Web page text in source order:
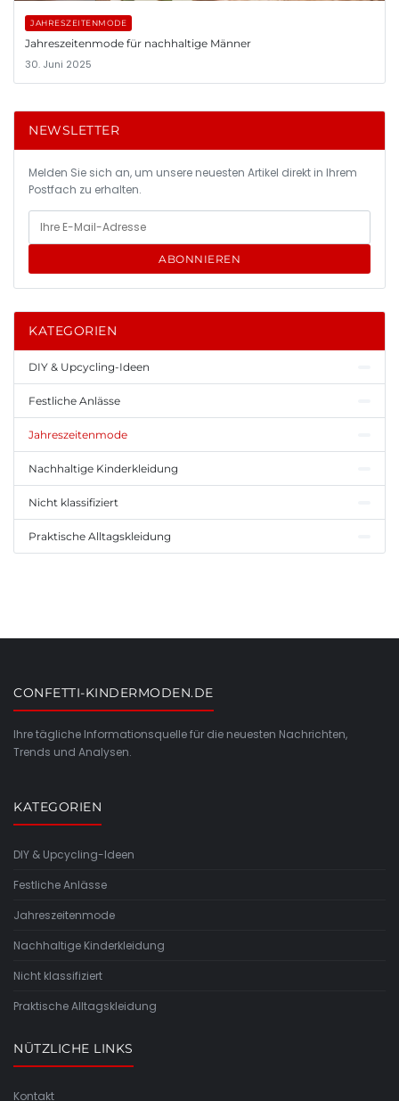
JAHRESZEITENMODE
Jahreszeitenmode für nachhaltige Männer
30. Juni 2025
NEWSLETTER
Melden Sie sich an, um unsere neuesten Artikel direkt in Ihrem
Postfach zu erhalten.
ABONNIEREN
KATEGORIEN
DIY & Upcycling-Ideen
Festliche Anlässe
Jahreszeitenmode
Nachhaltige Kinderkleidung
Nicht klassifiziert
Praktische Alltagskleidung
CONFETTI-KINDERMODEN.DE
Ihre tägliche Informationsquelle für die neuesten Nachrichten,
Trends und Analysen.
KATEGORIEN
DIY & Upcycling-Ideen
Festliche Anlässe
Jahreszeitenmode
Nachhaltige Kinderkleidung
Nicht klassifiziert
Praktische Alltagskleidung
NÜTZLICHE LINKS
Kontakt